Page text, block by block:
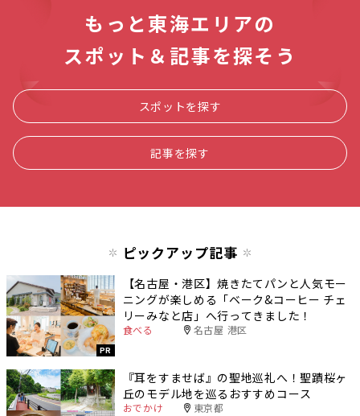
もっと東海エリアの
スポット＆記事を探そう
スポットを探す
記事を探す
ピックアップ記事
PR
【名古屋・港区】焼きたてパンと人気モー
ニングが楽しめる「ベーク&コーヒー チェ
リーみなと店」へ行ってきました！
食べる 名古屋 港区
『耳をすませば』の聖地巡礼へ！聖蹟桜ヶ
丘のモデル地を巡るおすすめコース
おでかけ 東京都